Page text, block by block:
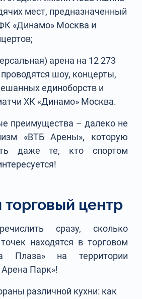
мест, предназначенный
«Динамо» Москва и
арена на 12 273
проводятся шоу, концерты,
единоборств и
ХК «Динамо» Москва.
преимущества – далеко не
«ВТБ Арены», которую
даже те, кто спортом
центр
сразу, сколько
находятся в торговом
Плаза» на территории
Парк»!
различной кухни: как